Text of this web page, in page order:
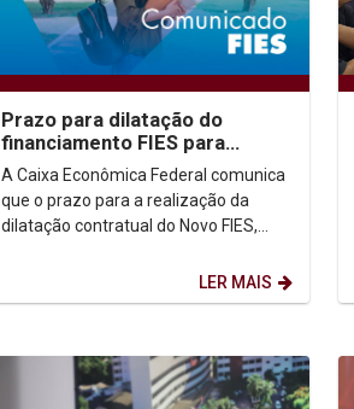
Prazo para dilatação do
financiamento FIES para
2026.2 se encerra dia 15/07
A Caixa Econômica Federal comunica
que o prazo para a realização da
dilatação contratual do Novo FIES,
LER MAIS